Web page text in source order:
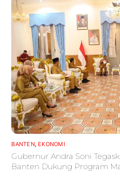
BANTEN, EKONOMI
Gubernur Andra Soni
Banten Dukung Program